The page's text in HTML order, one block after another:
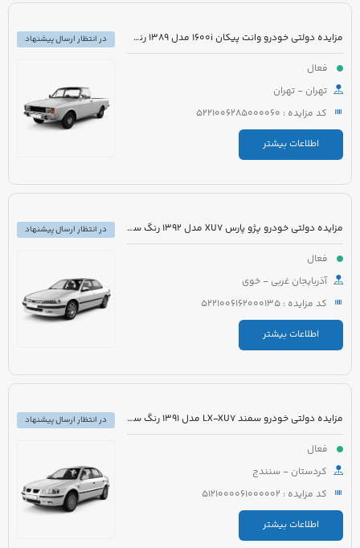
مزایده دولتی خودرو وانت پیکان 1600i مدل 1389 رنگ سفید روغنی
فعال
تهران - تهران
کد مزایده : 5221006285000060
اطلاعات بیشتر
در انتظار ارسال پیشنهاد
مزایده دولتی خودرو پژو پارس XU7 مدل 1392 رنگ سفید
فعال
آذربایجان غربی - خوی
کد مزایده : 5221006162000135
اطلاعات بیشتر
در انتظار ارسال پیشنهاد
مزایده دولتی خودرو سمند LX-XU7 مدل 1391 رنگ سفید
فعال
کردستان - سنندج
کد مزایده : 5121000061000002
اطلاعات بیشتر
در انتظار ارسال پیشنهاد